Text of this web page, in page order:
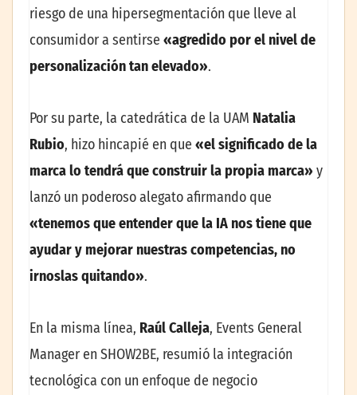
riesgo de una hipersegmentación que lleve al
consumidor a sentirse «agredido por el nivel de
personalización tan elevado».
Por su parte, la catedrática de la UAM Natalia
Rubio, hizo hincapié en que «el significado de la
marca lo tendrá que construir la propia marca» y
lanzó un poderoso alegato afirmando que
«tenemos que entender que la IA nos tiene que
ayudar y mejorar nuestras competencias, no
irnoslas quitando».
En la misma línea, Raúl Calleja, Events General
Manager en SHOW2BE, resumió la integración
tecnológica con un enfoque de negocio